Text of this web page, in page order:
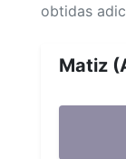
obtidas
Matiz